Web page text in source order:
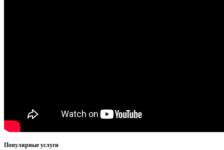
Популярные услуги